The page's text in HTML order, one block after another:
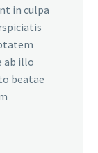
in culpa
ab illo
beatae